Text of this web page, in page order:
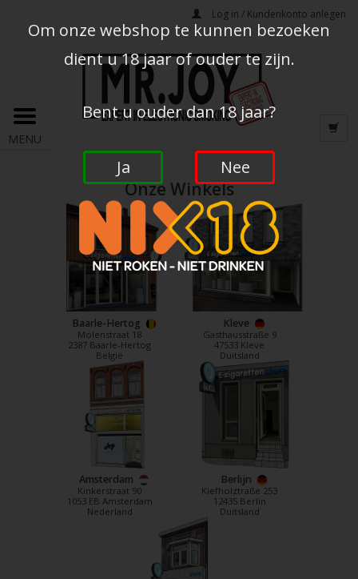
Log in / Kundenkonto anlegen
MENU
Onze Winkels
Baarle-Hertog
Molenstraat 18
2387 Baarle-Hertog
België
Kleve
Gasthausstraße 9
47533 Kleve
Duitsland
Amsterdam
Kinkerstraat 90
1053 EB Amsterdam
Nederland
Berlijn
Kiefholztraße 253
12435 Berlin
Duitsland
Om onze webshop te kunnen bezoeken
dient u 18 jaar of ouder te zijn.
Bent u ouder dan 18 jaar?
Ja Nee